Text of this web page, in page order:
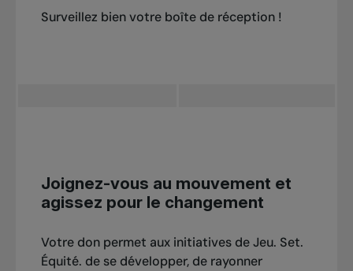
Surveillez bien votre boîte de réception !
Joignez-vous au mouvement et
agissez pour le changement
Votre don permet aux initiatives de Jeu. Set.
Équité. de se développer, de rayonner